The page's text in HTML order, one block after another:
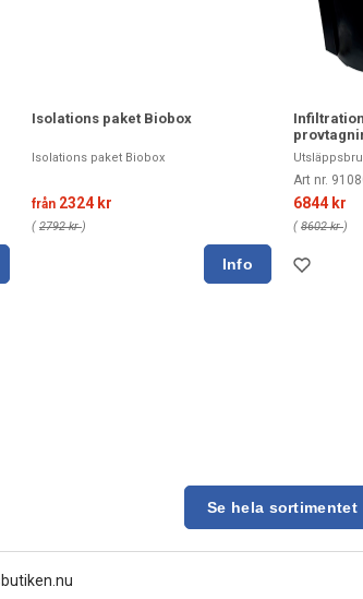
Isolations paket Biobox
Isolations paket Biobox
från 2324 kr
( 2792 kr)
Art nr.
6844 kr
( 8602 kr)
Se hela sortimentet